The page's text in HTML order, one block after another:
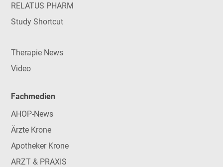
RELATUS PHARM
Study Shortcut
Therapie News
Video
Fachmedien
AHOP-News
Ärzte Krone
Apotheker Krone
ARZT & PRAXIS